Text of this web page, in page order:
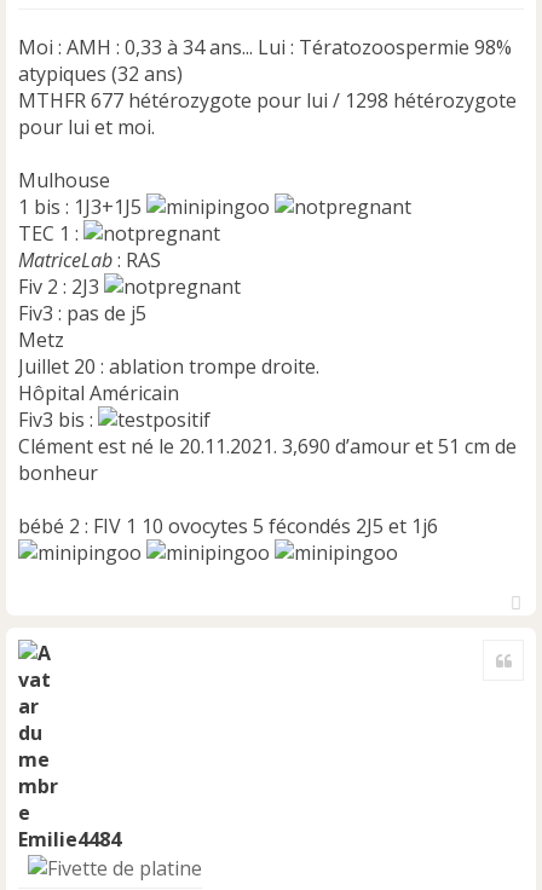
Moi : AMH : 0,33 à 34 ans... Lui : Tératozoospermie 98%
atypiques (32 ans)
MTHFR 677 hétérozygote pour lui / 1298 hétérozygote
pour lui et moi.
Mulhouse
1 bis : 1J3+1J5
TEC 1 :
MatriceLab: RAS
Fiv 2 : 2J3
Fiv3 : pas de j5
Metz
Juillet 20 : ablation trompe droite.
Hôpital Américain
Fiv3 bis :
Clément est né le 20.11.2021. 3,690 d’amour et 51 cm de
bonheur
bébé 2 : FIV 1 10 ovocytes 5 fécondés 2J5 et 1j6
Emilie4484